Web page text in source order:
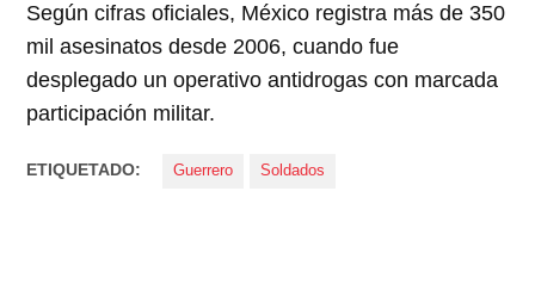
Según cifras oficiales, México registra más de 350
mil asesinatos desde 2006, cuando fue
desplegado un operativo antidrogas con marcada
participación militar.
ETIQUETADO: Guerrero Soldados